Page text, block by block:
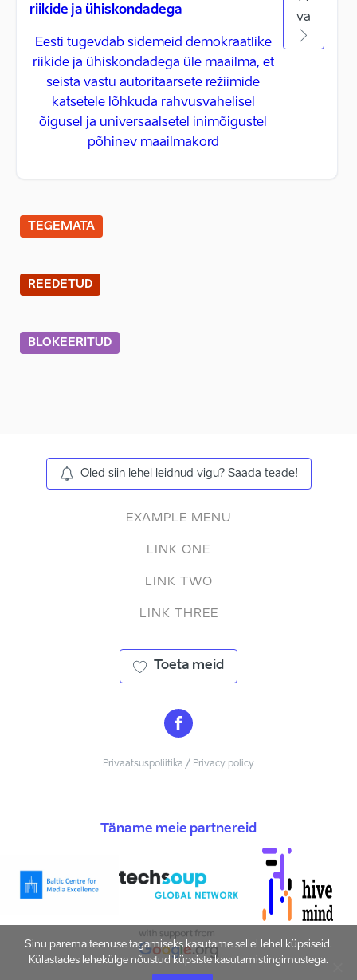
riikide ja ühiskondadega
Eesti tugevdab sidemeid demokraatlike
riikide ja ühiskondadega üle maailma, et
seista vastu autoritaarsete režiimide
katsetele lõhkuda rahvusvahelisel
õigusel ja universaalsetel inimõigustel
põhinev maailmakord
va
TEGEMATA
REEDETUD
BLOKEERITUD
Oled siin lehel leidnud vigu? Saada teade!
EXAMPLE MENU
LINK ONE
LINK TWO
LINK THREE
Toeta meid
Privaatsuspoliitika / Privacy policy
Täname meie partnereid
Sinu parema teenuse tagamiseks kasutame sellel lehel küpsiseid.
Külastades lehekülge nõustud küpsiste kasutamistingimustega.